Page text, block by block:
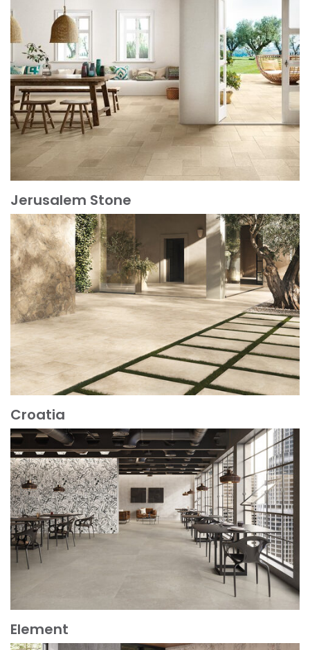
Scopri di più
Scopri di più
Jerusalem Stone
Scopri di più
Croatia
Element